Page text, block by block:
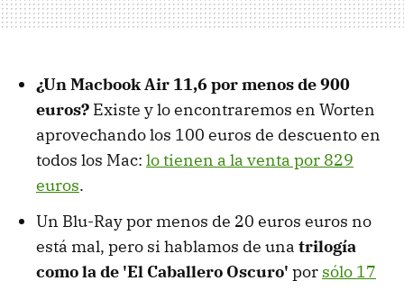
¿Un Macbook Air 11,6 por menos de 900
euros? Existe y lo encontraremos en Worten
aprovechando los 100 euros de descuento en
todos los Mac: lo tienen a la venta por 829
euros.
Un Blu-Ray por menos de 20 euros euros no
está mal, pero si hablamos de una trilogía
como la de 'El Caballero Oscuro' por sólo 17